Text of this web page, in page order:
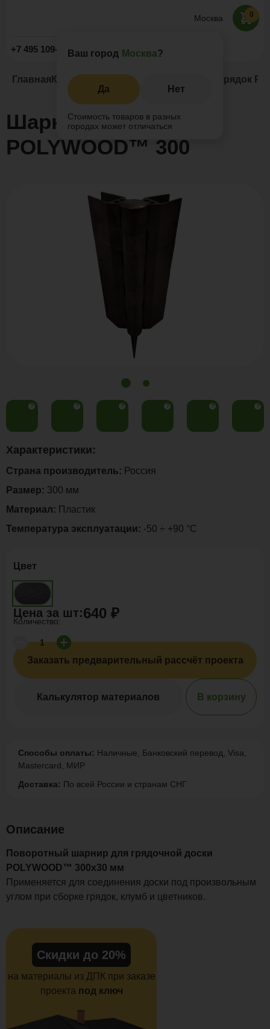
Москва
Ваш город Москва?
Да Нет
Стоимость товаров в разных
городах может отличаться
+7 495 109-52-09 Заказать звонок
0
Главная Каталог Грядки из ДПК Шарнир для грядок
Шарнир для грядок
POLYWOOD™ 300
? ? ? ? ? ?
Цвет
Цена за шт:640 ₽
Количество:
Заказать предварительный рассчёт проекта
Калькулятор материалов В корзину
Способы оплаты: Наличные, Банковский перевод, Visa,
Mastercard, МИР
Доставка: По всей России и странам СНГ
Характеристики:
Страна производитель: Россия
Размер: 300 мм
Материал: Пластик
Температура эксплуатации: -50 ÷ +90 °C
Описание
Поворотный шарнир для грядочной доски
POLYWOOD™ 300х30 мм
Применяется для соединения доски под произвольным
углом при сборке грядок, клумб и цветников.
Скидки до 20%
на материалы из ДПК при заказе
проекта под ключ